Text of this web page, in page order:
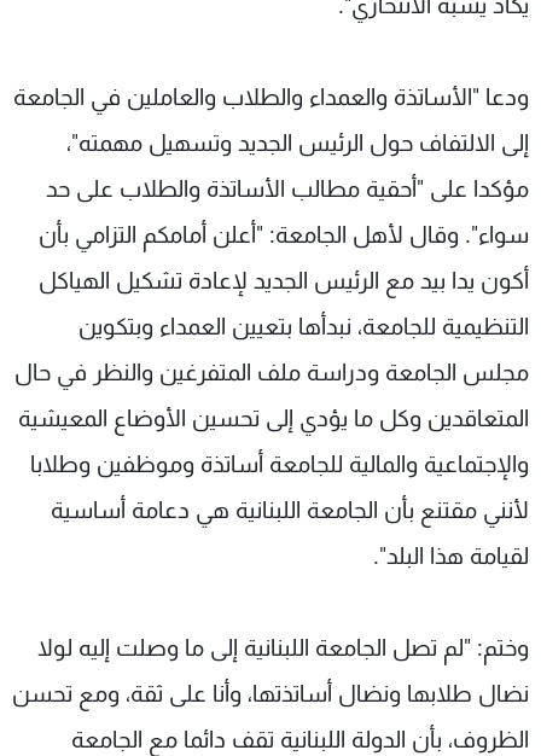
ودعا "الأساتذة والعمداء والطلاب والعاملين في الجامعة
إلى الالتفاف حول الرئيس الجديد وتسهيل مهمته"،
مؤكدا على "أحقية مطالب الأساتذة والطلاب على حد
سواء". وقال لأهل الجامعة: "أعلن أمامكم التزامي بأن
أكون يدا بيد مع الرئيس الجديد لإعادة تشكيل الهياكل
التنظيمية للجامعة، نبدأها بتعيين العمداء وبتكوين
مجلس الجامعة ودراسة ملف المتفرغين والنظر في حال
المتعاقدين وكل ما يؤدي إلى تحسين الأوضاع المعيشية
والإجتماعية والمالية للجامعة أساتذة وموظفين وطلابا
لأنني مقتنع بأن الجامعة اللبنانية هي دعامة أساسية
لقيامة هذا البلد".
وختم: "لم تصل الجامعة اللبنانية إلى ما وصلت إليه لولا
نضال طلابها ونضال أساتذتها، وأنا على ثقة، ومع تحسن
الظروف، بأن الدولة اللبنانية تقف دائما مع الجامعة